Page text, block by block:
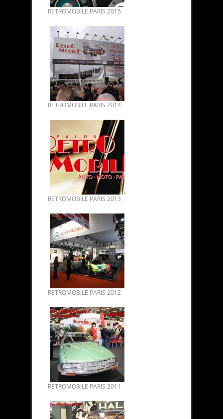
RETROMOBILE PARIS 2015
RETROMOBILE PARIS 2014
RETROMOBILE PARIS 2013
RETROMOBILE PARIS 2012
RETROMOBILE PARIS 2011